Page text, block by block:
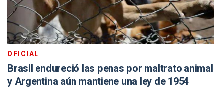
OFICIAL
Brasil endureció las penas por maltrato animal
y Argentina aún mantiene una ley de 1954